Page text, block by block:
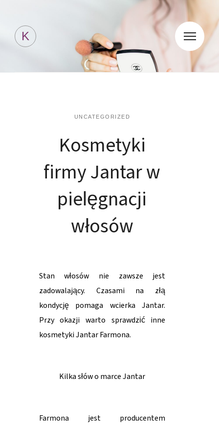
K
UNCATEGORIZED
Kosmetyki
firmy Jantar w
pielęgnacji
włosów
Stan włosów nie zawsze jest
zadowalający. Czasami na złą
kondycję pomaga wcierka Jantar.
Przy okazji warto sprawdzić inne
kosmetyki Jantar Farmona.
Kilka słów o marce Jantar
Farmona jest producentem